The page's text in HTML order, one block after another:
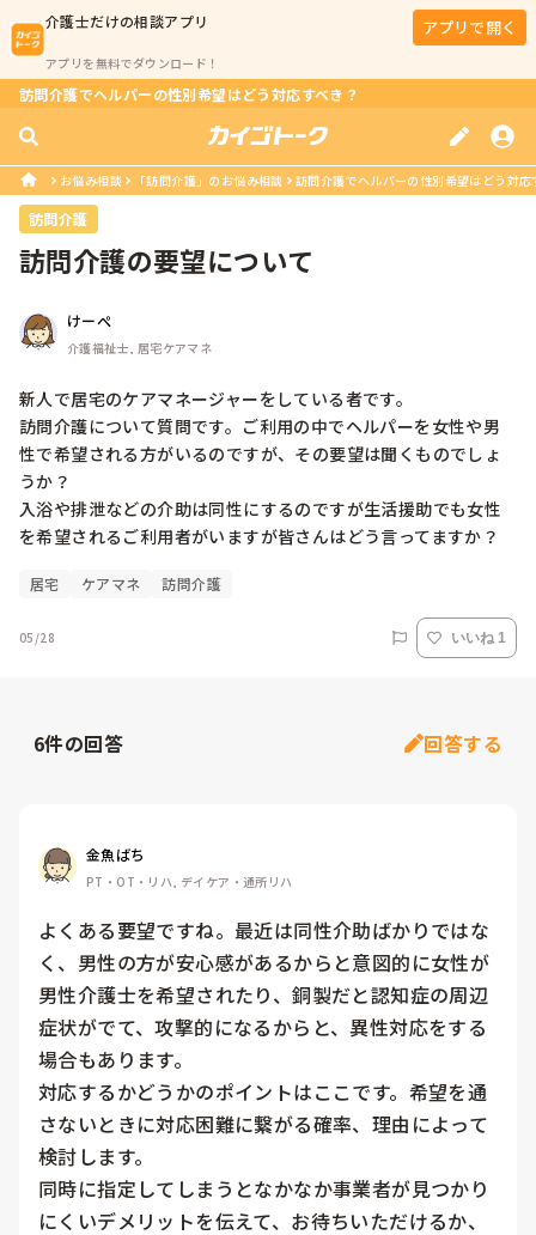
介護士だけの相談アプリ
アプリを無料でダウンロード！
アプリで開く
訪問介護でヘルパーの性別希望はどう対応すべき？
お悩み相談 「訪問介護」のお悩み相談 訪問介護でヘルパーの性別希望はどう対応
訪問介護
訪問介護の要望について
けーぺ
介護福祉士, 居宅ケアマネ
新人で居宅のケアマネージャーをしている者です。
訪問介護について質問です。ご利用の中でヘルパーを女性や男
性で希望される方がいるのですが、その要望は聞くものでしょ
うか？
入浴や排泄などの介助は同性にするのですが生活援助でも女性
を希望されるご利用者がいますが皆さんはどう言ってますか？
居宅 ケアマネ 訪問介護
05/28 いいね 1
6件の回答 回答する
金魚ばち
PT・OT・リハ, デイケア・通所リハ
よくある要望ですね。最近は同性介助ばかりではな
く、男性の方が安心感があるからと意図的に女性が
男性介護士を希望されたり、銅製だと認知症の周辺
症状がでて、攻撃的になるからと、異性対応をする
場合もあります。
対応するかどうかのポイントはここです。希望を通
さないときに対応困難に繋がる確率、理由によって
検討します。
同時に指定してしまうとなかなか事業者が見つかり
にくいデメリットを伝えて、お待ちいただけるか、